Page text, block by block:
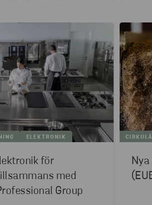
ELEKTRONIK
för
med
Group